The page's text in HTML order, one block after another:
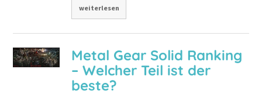
weiterlesen
Metal Gear Solid Ranking
– Welcher Teil ist der
beste?